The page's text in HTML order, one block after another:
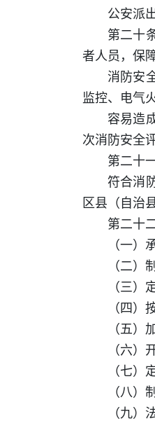
公安派
第二十
者人员，保
消防安
监控、电气
容易造
次消防安全
第二十
符合消
区县（自治
第二十
（一）
（二
（三
（四
（五
（六）
（七
（八）
（九）